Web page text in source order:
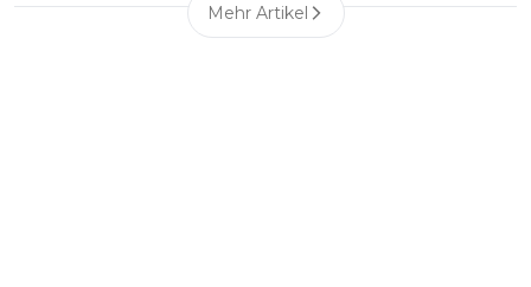
Mehr Artikel